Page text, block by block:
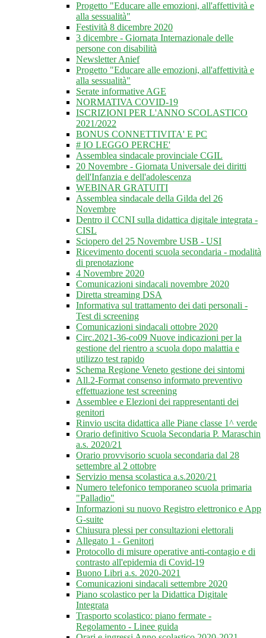
Progetto "Educare alle emozioni, all'affettività e
alla sessualità"
Festività 8 dicembre 2020
3 dicembre - Giornata Internazionale delle
persone con disabilità
Newsletter Anief
Progetto "Educare alle emozioni, all'affettività e
alla sessualità"
Serate informative AGE
NORMATIVA COVID-19
ISCRIZIONI PER L'ANNO SCOLASTICO
2021/2022
BONUS CONNETTIVITA' E PC
# IO LEGGO PERCHE'
Assemblea sindacale provinciale CGIL
20 Novembre - Giornata Universale dei diritti
dell'Infanzia e dell'adolescenza
WEBINAR GRATUITI
Assemblea sindacale della Gilda del 26
Novembre
Dentro il CCNI sulla didattica digitale integrata -
CISL
Sciopero del 25 Novembre USB - USI
Ricevimento docenti scuola secondaria - modalità
di prenotazione
4 Novembre 2020
Comunicazioni sindacali novembre 2020
Diretta streaming DSA
Informativa sul trattamento dei dati personali -
Test di screening
Comunicazioni sindacali ottobre 2020
Circ.2021-36-co09 Nuove indicazioni per la
gestione del rientro a scuola dopo malattia e
utilizzo test rapido
Schema Regione Veneto gestione dei sintomi
All.2-Format consenso informato preventivo
effettuazione test screening
Assemblee e Elezioni dei rappresentanti dei
genitori
Rinvio uscita didattica alle Piane classe 1^ verde
Orario definitivo Scuola Secondaria P. Maraschin
a.s. 2020/21
Orario provvisorio scuola secondaria dal 28
settembre al 2 ottobre
Servizio mensa scolastica a.s.2020/21
Numero telefonico temporaneo scuola primaria
"Palladio"
Informazioni su nuovo Registro elettronico e App
G-suite
Chiusura plessi per consultazioni elettorali
Allegato 1 - Genitori
Protocollo di misure operative anti-contagio e di
contrasto all'epidemia di Covid-19
Buono Libri a.s. 2020-2021
Comunicazioni sindacali settembre 2020
Piano scolastico per la Didattica Digitale
Integrata
Trasporto scolastico: piano fermate -
Regolamento - Linee guida